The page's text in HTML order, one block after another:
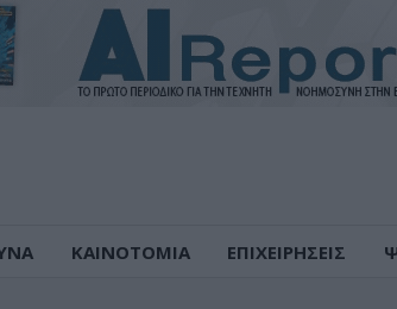
ΚΑΙΝΟΤΟΜΙΑ ΕΠΙΧΕΙΡΗΣΕΙΣ